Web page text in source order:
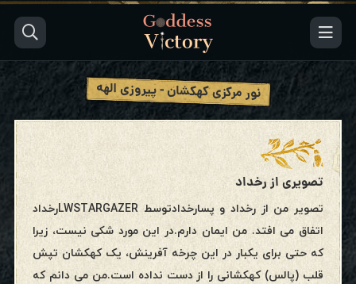
نور مرکزی کهکشان - پیروزی الهه
تصویری از رخداد
تصویر من از رخداد و پسارخدادتوسط LWSTARGAZERرخداد
اتفاق می افتد. من ایمان دارم.در این مورد شکی نیست، زیرا
که حتی برای یکبار در این چرخه آفرینش، یک کهکشان تپش
قلب (پالس) کهکشانی را از دست نداده است.من می دانم که